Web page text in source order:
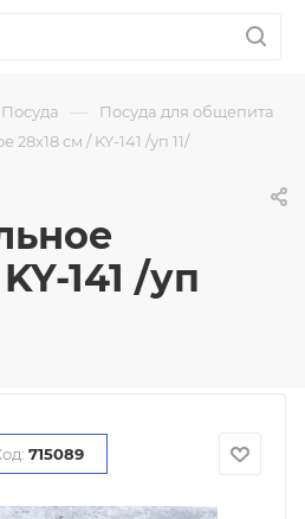
Посуда — Посуда для общепита
см / KY-141 /уп 11/
141 /уп
715089